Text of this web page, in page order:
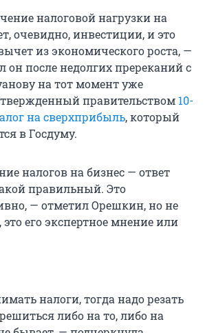
налоговой нагрузки на
очевидно, инвестиции, и это
из экономического роста, —
он после недолгих пререканий с
на тот момент уже
правительством 10-
на сверхприбыль, который
в Госдуму.
налогов на бизнес — ответ
правильный. Это
— отметил Орешкин, но не
его экспертное мнение или
налоги, тогда надо резать
либо на то, либо на